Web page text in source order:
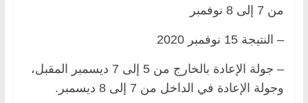
من 7 إلى 8 نوفمبر
– النتيجة 15 نوفمبر 2020
– جولة الإعادة بالخارج من 5 إلى 7 ديسمبر المقبل،
وجولة الإعادة في الداخل من 7 إلى 8 ديسمبر.